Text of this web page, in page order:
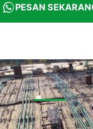
PESAN